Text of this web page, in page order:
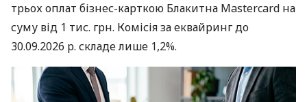
трьох оплат бізнес-карткою Блакитна Mastercard на
суму від 1 тис. грн. Комісія за еквайринг до
30.09.2026 р. складе лише 1,2%.